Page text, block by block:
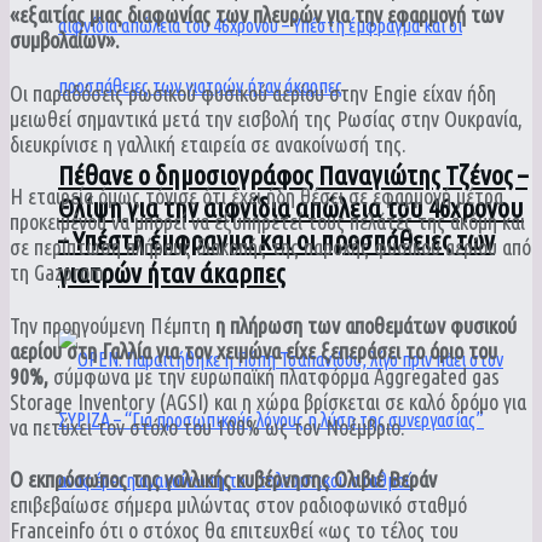
Πέθανε ο δημοσιογράφος Παναγιώτης Τζένος –
Θλίψη για την αιφνίδια απώλεια του 46χρονου
– Υπέστη έμφραγμα και οι προσπάθειες των
γιατρών ήταν άκαρπες
«εξαιτίας μιας διαφωνίας των πλευρών για την εφαρμογή των
συμβολαίων».
Οι παραδόσεις ρωσικού φυσικού αερίου στην Engie είχαν ήδη
μειωθεί σημαντικά μετά την εισβολή της Ρωσίας στην Ουκρανία,
διευκρίνισε η γαλλική εταιρεία σε ανακοίνωσή της.
Η εταιρεία όμως τόνισε ότι έχει ήδη θέσει σε εφαρμογή μέτρα
προκειμένου να μπορεί να εξυπηρετεί τους πελάτες της ακόμη και
σε περίπτωση πλήρους διακοπής της παροχής φυσικού αερίου από
τη Gazprom.
Την προηγούμενη Πέμπτη η πλήρωση των αποθεμάτων φυσικού
αερίου στη Γαλλία για τον χειμώνα είχε ξεπεράσει το όριο του
90%, σύμφωνα με την ευρωπαϊκή πλατφόρμα Aggregated gas
Storage Inventory (AGSI) και η χώρα βρίσκεται σε καλό δρόμο για
να πετύχει τον στόχο του 100% ως τον Νοέμβριο.
Ο εκπρόσωπος της γαλλικής κυβέρνησης Ολιβιέ Βεράν
επιβεβαίωσε σήμερα μιλώντας στον ραδιοφωνικό σταθμό
Franceinfo ότι ο στόχος θα επιτευχθεί «ως το τέλος του